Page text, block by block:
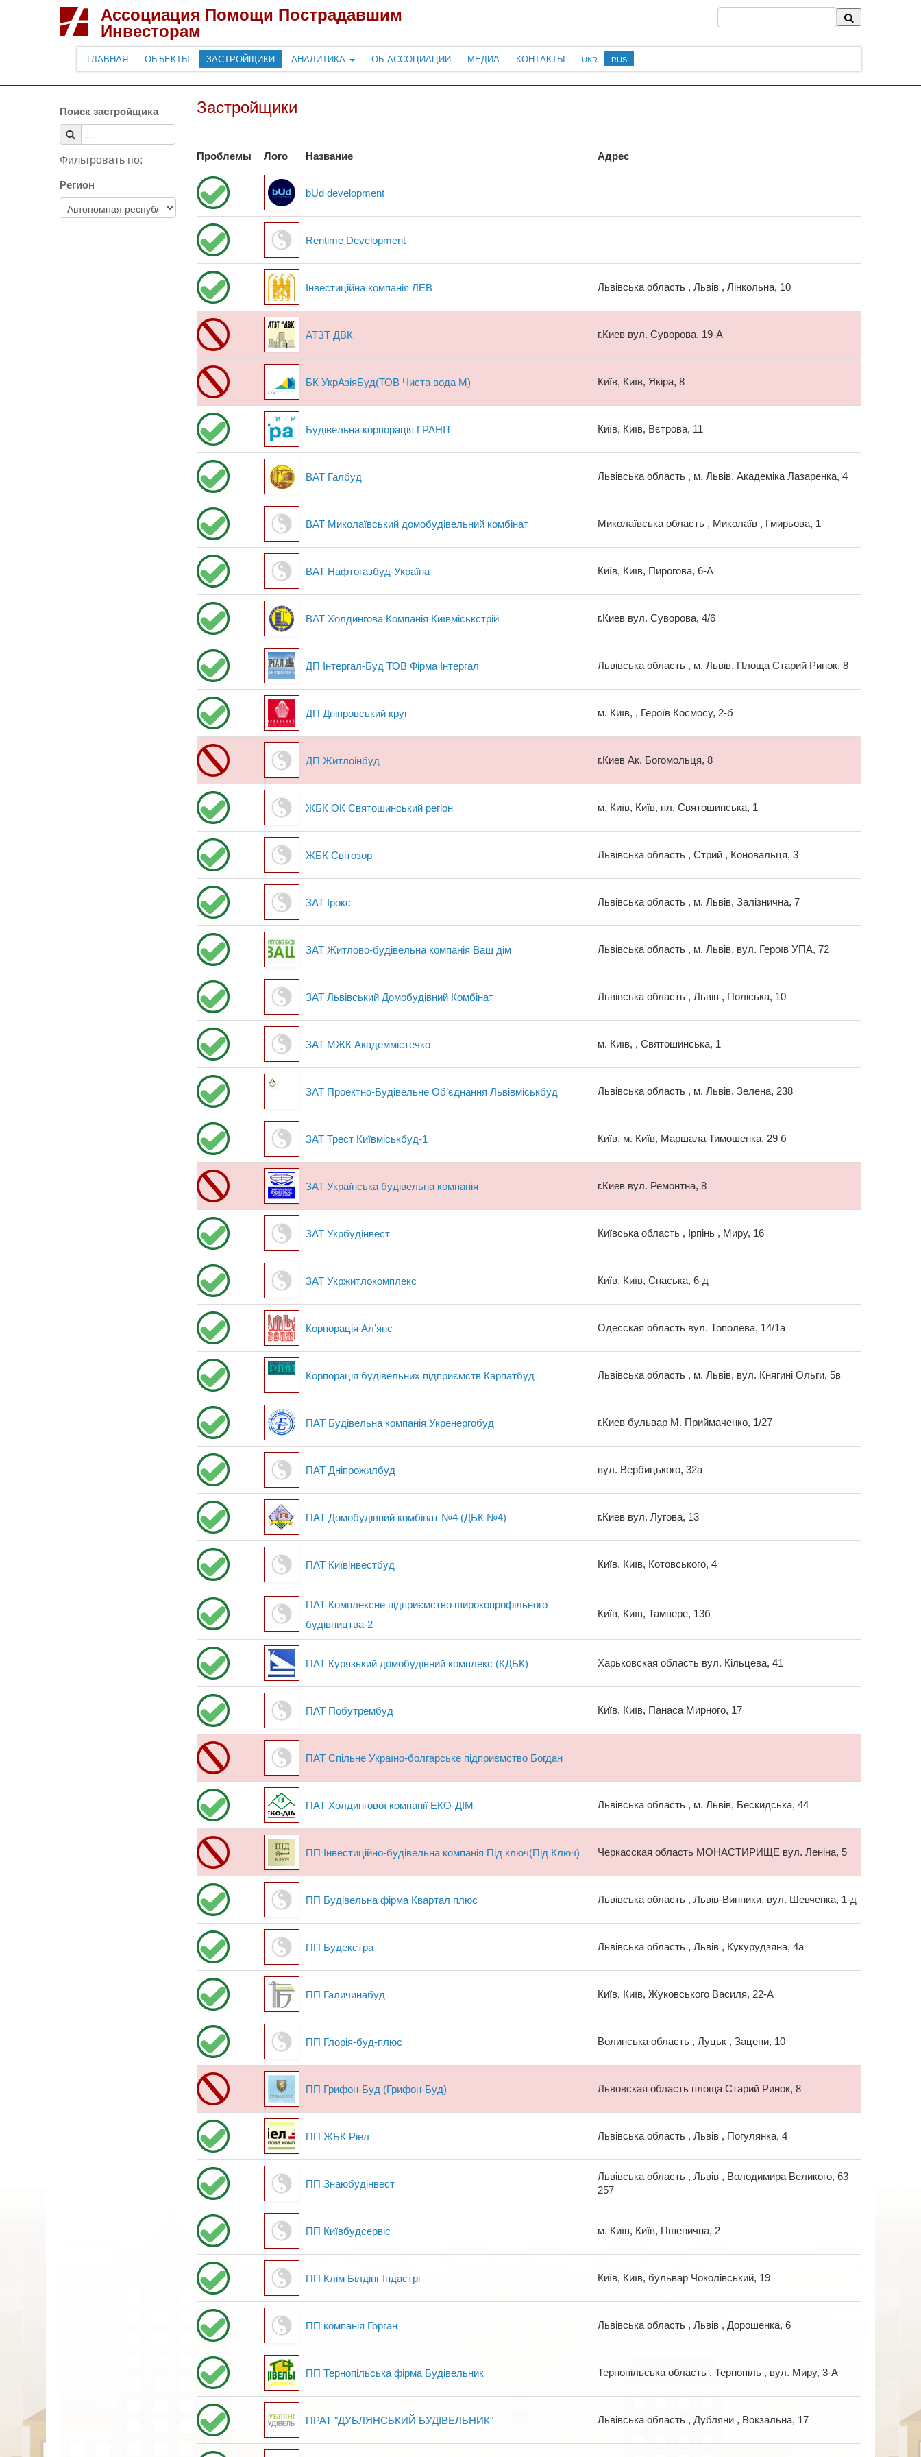
Ассоциация Помощи Пострадавшим
Инвесторам
ГЛАВНАЯ ОБЪЕКТЫ ЗАСТРОЙЩИКИ АНАЛИТИКА ОБ АССОЦИАЦИИ МЕДИА КОНТАКТЫ UKR RUS
Поиск застройщика
Фильтровать по:
Регион
Застройщики
Проблемы Лого Название Адрес
bUd development
Rentime Development
Інвестиційна компанія ЛЕВ Львівська область , Львів , Лінкольна, 10
АТЗТ ДВК г.Киев вул. Суворова, 19-А
БК УкрАзіяБуд(ТОВ Чиста вода М) Київ, Київ, Якіра, 8
Будівельна корпорація ГРАНІТ Київ, Київ, Вєтрова, 11
ВАТ Галбуд Львівська область , м. Львів, Академіка Лазаренка, 4
ВАТ Миколаївський домобудівельний комбінат Миколаївська область , Миколаїв , Гмирьова, 1
ВАТ Нафтогазбуд-Україна Київ, Київ, Пирогова, 6-А
ВАТ Холдингова Компанія Київміськстрій г.Киев вул. Суворова, 4/6
ДП Інтергал-Буд ТОВ Фірма Інтергал Львівська область , м. Львів, Площа Старий Ринок, 8
ДП Дніпровський круг м. Київ, , Героїв Космосу, 2-б
ДП Житлоінбуд г.Киев Ак. Богомольця, 8
ЖБК ОК Святошинський регіон м. Київ, Київ, пл. Святошинська, 1
ЖБК Світозор Львівська область , Стрий , Коновальця, 3
ЗАТ Ірокс Львівська область , м. Львів, Залізнична, 7
ЗАТ Житлово-будівельна компанія Ваш дім Львівська область , м. Львів, вул. Героїв УПА, 72
ЗАТ Львівський Домобудівний Комбінат Львівська область , Львів , Поліська, 10
ЗАТ МЖК Академмістечко м. Київ, , Святошинська, 1
ЗАТ Проектно-Будівельне Об’єднання Львівміськбуд Львівська область , м. Львів, Зелена, 238
ЗАТ Трест Київміськбуд-1 Київ, м. Київ, Маршала Тимошенка, 29 б
ЗАТ Українська будівельна компанія г.Киев вул. Ремонтна, 8
ЗАТ Укрбудінвест Київська область , Ірпінь , Миру, 16
ЗАТ Укржитлокомплекс Київ, Київ, Спаська, 6-д
Корпорація Ал’янс Одесская область вул. Тополева, 14/1а
Корпорація будівельних підприємств Карпатбуд Львівська область , м. Львів, вул. Княгині Ольги, 5в
ПАТ Будівельна компанія Укренергобуд г.Киев бульвар М. Приймаченко, 1/27
ПАТ Дніпрожилбуд вул. Вербицького, 32а
ПАТ Домобудівний комбінат №4 (ДБК №4) г.Киев вул. Лугова, 13
ПАТ Київінвестбуд Київ, Київ, Котовського, 4
ПАТ Комплексне підприємство широкопрофільного
будівництва-2
Київ, Київ, Тампере, 13б
ПАТ Курязький домобудівний комплекс (КДБК) Харьковская область вул. Кільцева, 41
ПАТ Побутрембуд Київ, Київ, Панаса Мирного, 17
ПАТ Спільне Україно-болгарське підприємство Богдан
ПАТ Холдингової компанії ЕКО-ДІМ Львівська область , м. Львів, Бескидська, 44
ПП Інвестиційно-будівельна компанія Під ключ(Під Ключ) Черкасская область МОНАСТИРИЩЕ вул. Леніна, 5
ПП Будівельна фірма Квартал плюс Львівська область , Львів-Винники, вул. Шевченка, 1-д
ПП Будекстра Львівська область , Львів , Кукурудзяна, 4а
ПП Галичинабуд Київ, Київ, Жуковського Василя, 22-А
ПП Глорія-буд-плюс Волинська область , Луцьк , Зацепи, 10
ПП Грифон-Буд (Грифон-Буд) Львовская область площа Старий Ринок, 8
ПП ЖБК Ріел Львівська область , Львів , Погулянка, 4
ПП Знаюбудінвест
Львівська область , Львів , Володимира Великого, 63
257
ПП Київбудсервіс м. Київ, Київ, Пшенична, 2
ПП Клім Білдінг Індастрі Київ, Київ, бульвар Чоколівський, 19
ПП компанія Горган Львівська область , Львів , Дорошенка, 6
ПП Тернопільська фірма Будівельник Тернопільська область , Тернопіль , вул. Миру, 3-А
ПРАТ "ДУБЛЯНСЬКИЙ БУДІВЕЛЬНИК" Львівська область , Дубляни , Вокзальна, 17